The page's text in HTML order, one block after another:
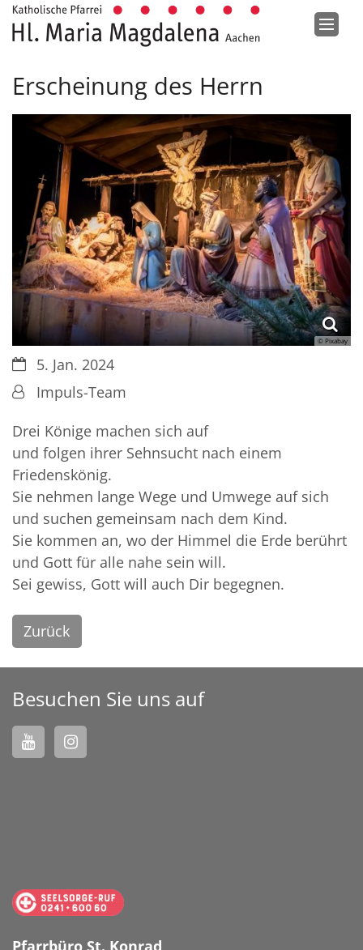
Zum Inhalt springen
Erscheinung des Herrn
© Pixabay
Datum:5. Jan. 2024
Von:Impuls-Team
Drei Könige machen sich auf
und folgen ihrer Sehnsucht nach einem
Friedenskönig.
Sie nehmen lange Wege und Umwege auf sich
und suchen gemeinsam nach dem Kind.
Sie kommen an, wo der Himmel die Erde berührt
und Gott für alle nahe sein will.
Sei gewiss, Gott will auch Dir begegnen.
Zurück
Besuchen Sie uns auf
Pfarrbüro St. Konrad